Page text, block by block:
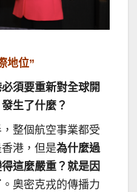
地位”
須要重新對全球開
生了什麼？
整個航空事業都受
港，但是為什麼過
這麼嚴重？就是因
。奧密克戎的傳播力